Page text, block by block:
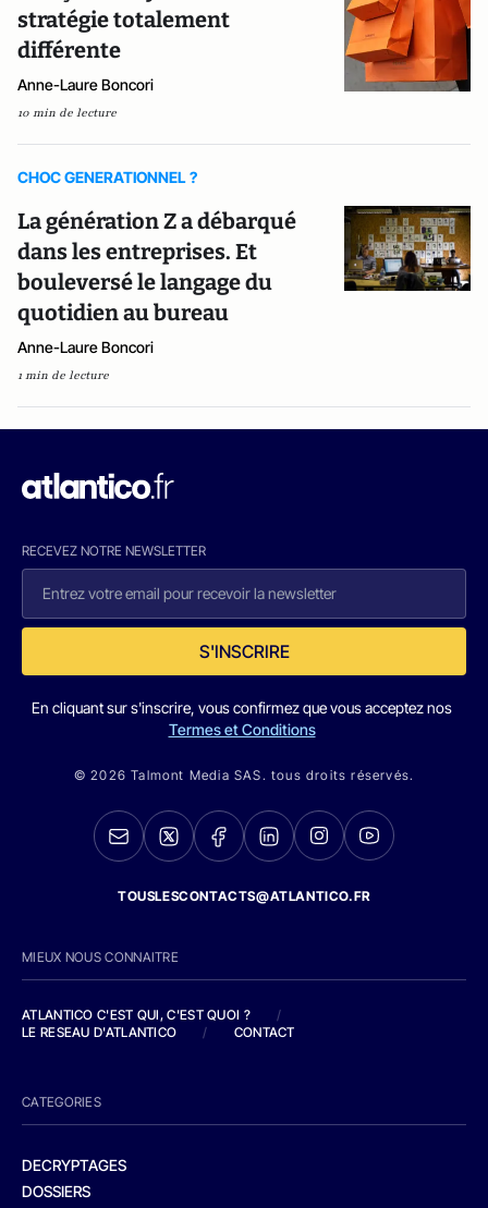
stratégie totalement
différente
Anne-Laure Boncori
10 min de lecture
CHOC GENERATIONNEL ?
La génération Z a débarqué
dans les entreprises. Et
bouleversé le langage du
quotidien au bureau
Anne-Laure Boncori
1 min de lecture
RECEVEZ NOTRE NEWSLETTER
S'INSCRIRE
En cliquant sur s'inscrire, vous confirmez que vous acceptez nos
Termes et Conditions
© 2026 Talmont Media SAS. tous droits réservés.
TOUSLESCONTACTS@ATLANTICO.FR
MIEUX NOUS CONNAITRE
ATLANTICO C'EST QUI, C'EST QUOI ?
/
LE RESEAU D'ATLANTICO
/ CONTACT
CATEGORIES
DECRYPTAGES
DOSSIERS